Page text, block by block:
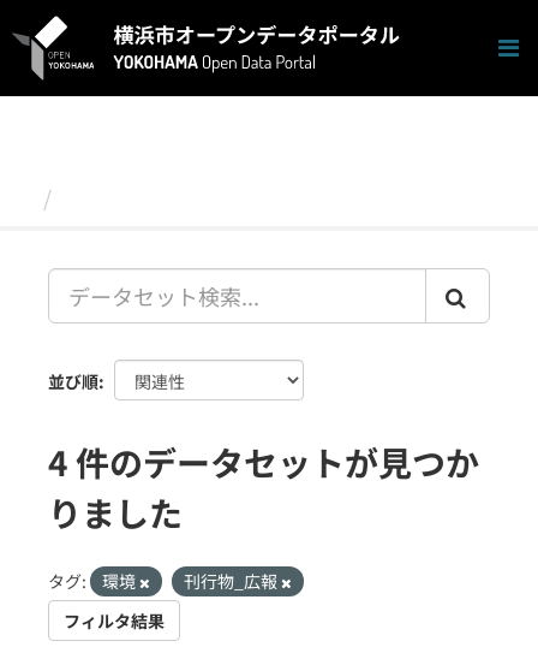
キ
並び順
4 件のデータセットが見つか
りました
タグ: 環境
刊行物_広報
フィルタ結果